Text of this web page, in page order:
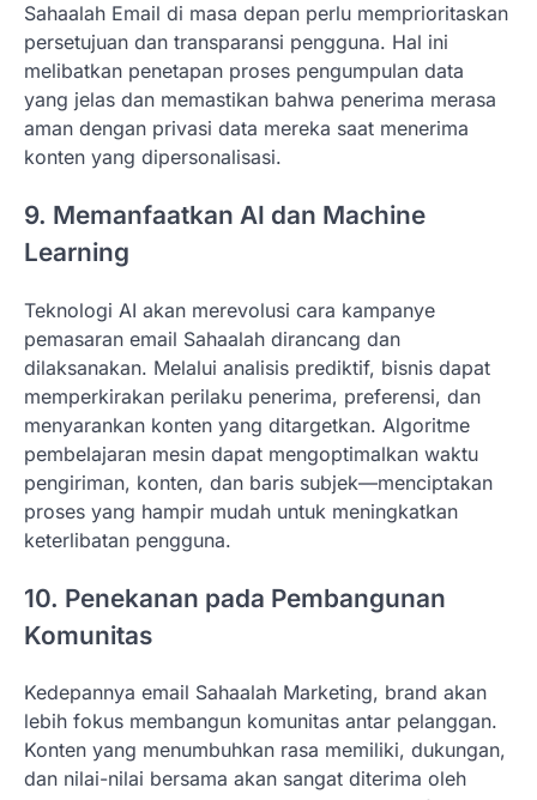
Sahaalah Email di masa depan perlu memprioritaskan
persetujuan dan transparansi pengguna. Hal ini
melibatkan penetapan proses pengumpulan data
yang jelas dan memastikan bahwa penerima merasa
aman dengan privasi data mereka saat menerima
konten yang dipersonalisasi.
9. Memanfaatkan AI dan Machine
Learning
Teknologi AI akan merevolusi cara kampanye
pemasaran email Sahaalah dirancang dan
dilaksanakan. Melalui analisis prediktif, bisnis dapat
memperkirakan perilaku penerima, preferensi, dan
menyarankan konten yang ditargetkan. Algoritme
pembelajaran mesin dapat mengoptimalkan waktu
pengiriman, konten, dan baris subjek—menciptakan
proses yang hampir mudah untuk meningkatkan
keterlibatan pengguna.
10. Penekanan pada Pembangunan
Komunitas
Kedepannya email Sahaalah Marketing, brand akan
lebih fokus membangun komunitas antar pelanggan.
Konten yang menumbuhkan rasa memiliki, dukungan,
dan nilai-nilai bersama akan sangat diterima oleh